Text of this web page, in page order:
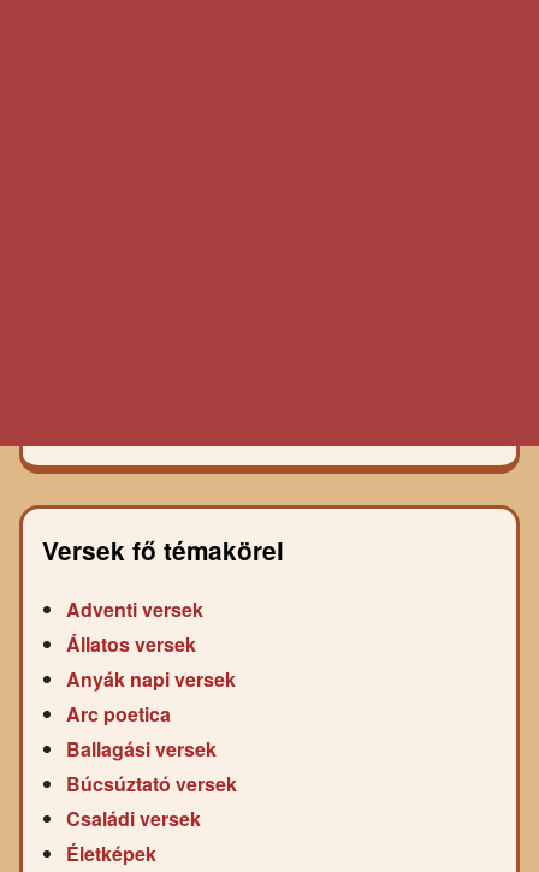
Versek fő témakörei
Adventi versek
Állatos versek
Anyák napi versek
Arc poetica
Ballagási versek
Búcsúztató versek
Családi versek
Életképek